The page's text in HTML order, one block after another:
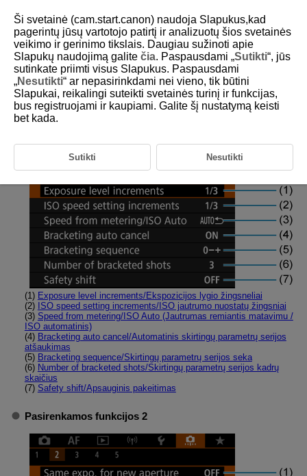
D180-234
Skirtukų meniu: Pasirenkamos
funkcijos
(1) Exposure level increments/Ekspozicijos lygio žingsneliai
(2)
ISO speed setting increments/ISO jautrumo nuostatų žingsniai
(3) Speed from metering/ISO Auto (Jautrumas remiantis matavimu /
ISO automatinis)
(4) Bracketing auto cancel/Automatinis skirtingų parametrų serijos
atšaukimas
(5) Bracketing sequence/Skirtingų parametrų serijos seka
(6) Number of bracketed shots/Skirtingų parametrų serijos kadrų
skaičius
(7) Safety shift/Apsauginis pakeitimas
Pasirenkamos funkcijos 2
Ši svetainė (cam.start.canon) naudoja Slapukus,kad
pagerintų jūsų vartotojo patirtį ir analizuotų šios svetainės
veikimo ir gerinimo tikslais. Daugiau sužinoti apie
Slapukų naudojimą galite čia. Paspausdami „Sutikti“, jūs
sutinkate priimti visus Slapukus. Paspausdami
„Nesutikti“ ar nepasirinkdami nei vieno, tik būtini
Slapukai, reikalingi suteikti svetainės turinį ir funkcijas,
bus registruojami ir kaupiami. Galite šį nustatymą keisti
bet kada.
Sutikti Nesutikti